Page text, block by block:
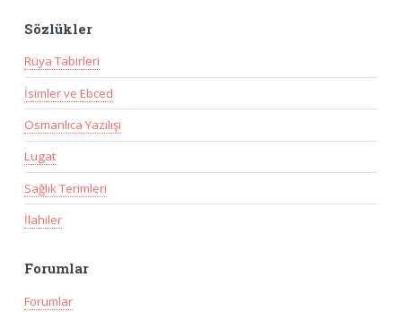
Sözlükler
Rüya Tabirleri
İsimler ve Ebced
Osmanlıca Yazılışı
Lugat
Sağlık Terimleri
İlahiler
Forumlar
Forumlar